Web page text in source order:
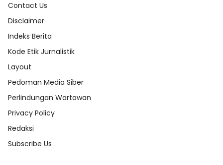
Contact Us
Disclaimer
Indeks Berita
Kode Etik Jurnalistik
Layout
Pedoman Media Siber
Perlindungan Wartawan
Privacy Policy
Redaksi
Subscribe Us